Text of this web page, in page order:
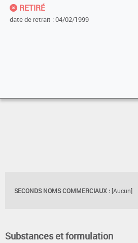
RETIRÉ
date de retrait : 04/02/1999
SECONDS NOMS COMMERCIAUX : [Aucun]
Substances et formulation